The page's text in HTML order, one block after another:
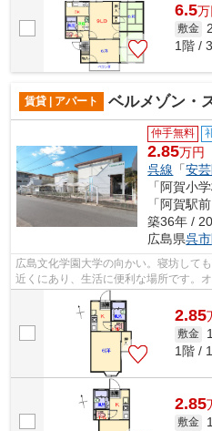
6.5万
敷金
1階 /
賃貸 | アパート ベルメゾン・
仲手無料
2.85万円
呉線 「安
「阿賀小
「阿賀駅
築36年 /
広島県呉市
広島文化学園大学の向かい。寝坊して
近くにあり、生活に便利な場所です。
地内にビデオカメラも設置し、セキュ...
2.85
敷金
1階 /
2.85
敷金